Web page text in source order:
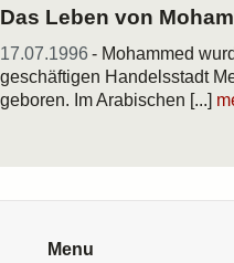
Das Leben von
17.07.1996 - Mohammed
geschäftigen Handelsstadt
geboren. Im Arabischen [...]
Menu